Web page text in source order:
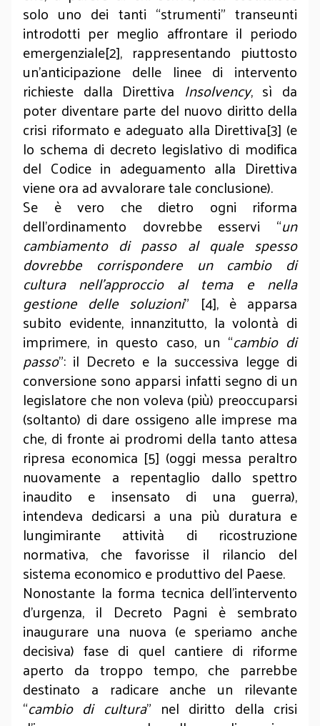
solo uno dei tanti “strumenti” transeunti
introdotti per meglio affrontare il periodo
emergenziale[2], rappresentando piuttosto
un’anticipazione delle linee di intervento
richieste dalla Direttiva Insolvency, sì da
poter diventare parte del nuovo diritto della
crisi riformato e adeguato alla Direttiva[3] (e
lo schema di decreto legislativo di modifica
del Codice in adeguamento alla Direttiva
viene ora ad avvalorare tale conclusione).
Se è vero che dietro ogni riforma
dell’ordinamento dovrebbe esservi “un
cambiamento di passo al quale spesso
dovrebbe corrispondere un cambio di
cultura nell’approccio al tema e nella
gestione delle soluzioni” [4], è apparsa
subito evidente, innanzitutto, la volontà di
imprimere, in questo caso, un “cambio di
passo”: il Decreto e la successiva legge di
conversione sono apparsi infatti segno di un
legislatore che non voleva (più) preoccuparsi
(soltanto) di dare ossigeno alle imprese ma
che, di fronte ai prodromi della tanto attesa
ripresa economica [5] (oggi messa peraltro
nuovamente a repentaglio dallo spettro
inaudito e insensato di una guerra),
intendeva dedicarsi a una più duratura e
lungimirante attività di ricostruzione
normativa, che favorisse il rilancio del
sistema economico e produttivo del Paese.
Nonostante la forma tecnica dell’intervento
d’urgenza, il Decreto Pagni è sembrato
inaugurare una nuova (e speriamo anche
decisiva) fase di quel cantiere di riforme
aperto da troppo tempo, che parrebbe
destinato a radicare anche un rilevante
“cambio di cultura” nel diritto della crisi